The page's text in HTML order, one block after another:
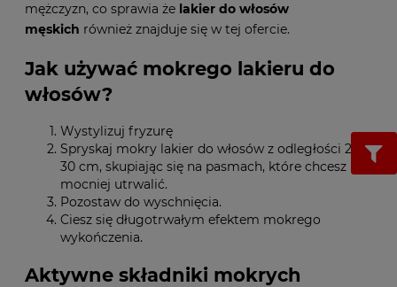
mężczyzn, co sprawia że lakier do włosów
męskich również znajduje się w tej ofercie.
Jak używać mokrego lakieru do
włosów?
Wystylizuj fryzurę
Spryskaj mokry lakier do włosów z odległości 20–
30 cm, skupiając się na pasmach, które chcesz
mocniej utrwalić.
Pozostaw do wyschnięcia.
Ciesz się długotrwałym efektem mokrego
wykończenia.
Aktywne składniki mokrych